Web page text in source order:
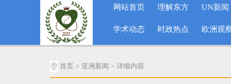
网站首页 理解东方 UN新闻
学术动态 时政热点 欧洲观
首页 > 亚洲新闻 > 详细内容